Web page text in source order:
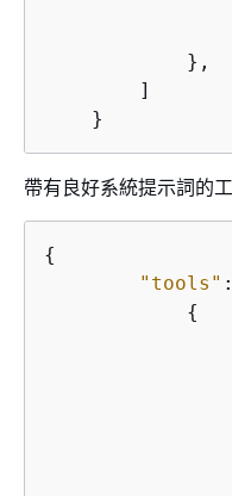
        ]
    }
帶有良好系統提示詞的
{
"tools"
{